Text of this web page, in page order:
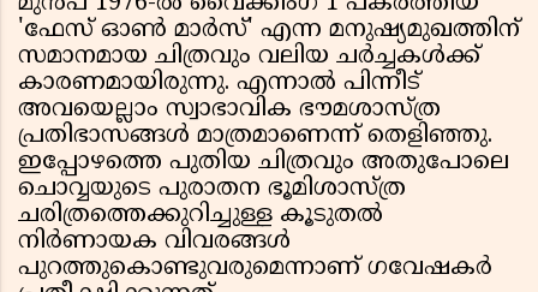
'ഫേസ് ഓൺ മാർസ്' എന്ന മനുഷ്യമുഖത്തിന്
സമാനമായ ചിത്രവും വലിയ ചർച്ചകൾക്ക്
കാരണമായിരുന്നു. എന്നാൽ പിന്നീട്
അവയെല്ലാം സ്വാഭാവിക ഭൗമശാസ്ത്ര
പ്രതിഭാസങ്ങൾ മാത്രമാണെന്ന് തെളിഞ്ഞു.
ഇപ്പോഴത്തെ പുതിയ ചിത്രവും അതുപോലെ
ചൊവ്വയുടെ പുരാതന ഭൂമിശാസ്ത്ര
ചരിത്രത്തെക്കുറിച്ചുള്ള കൂടുതൽ
നിർണായക വിവരങ്ങൾ
പുറത്തുകൊണ്ടുവരുമെന്നാണ് ഗവേഷകർ